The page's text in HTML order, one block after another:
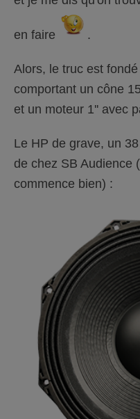
en faire .
Alors, le truc est
comportant un cône
et un moteur 1'' avec
Le HP de grave, un
de chez SB Audience
commence bien) :